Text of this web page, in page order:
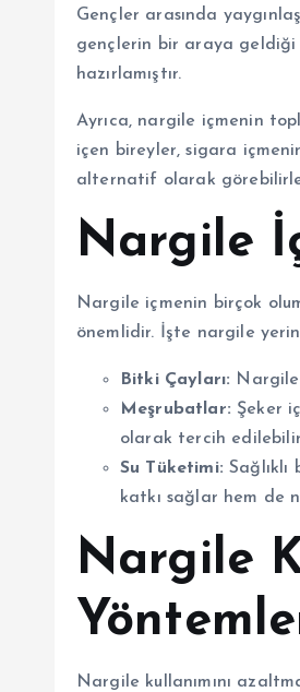
Gençler arasında
gençlerin bir araya geldiği
hazırlamıştır.
Ayrıca, nargile içmenin
içen bireyler, sigara
alternatif olarak
Nargile
Nargile içmenin birçok
önemlidir. İşte nargile
Bitki Çayları:
Meşrubatlar: Şeker
olarak tercih
Su Tüketimi:
katkı sağlar hem de
Nargile
Nargile kullanımını